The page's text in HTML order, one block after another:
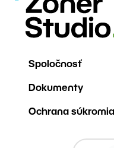
Spoločnosť
Dokumenty
Ochrana súkromia